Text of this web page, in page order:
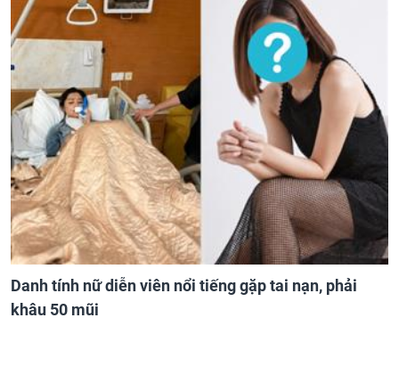
Danh tính nữ diễn viên nổi tiếng gặp tai nạn, phải
khâu 50 mũi